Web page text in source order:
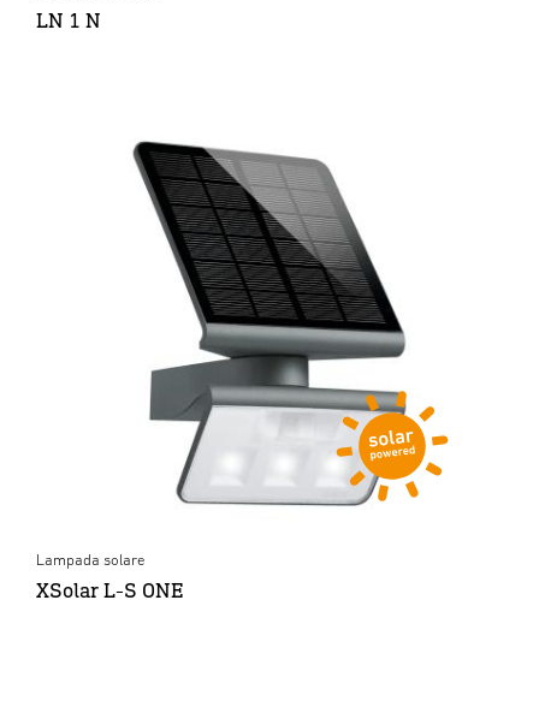
LN 1 N
Lampada solare
XSolar L-S ONE